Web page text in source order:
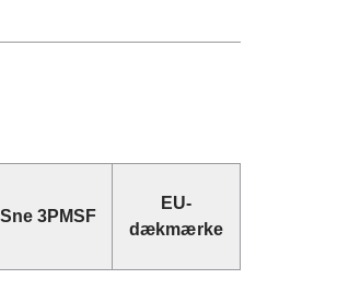
Sne 3PMSF
EU-
dækmærke